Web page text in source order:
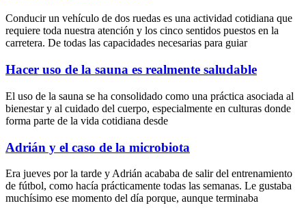
Conducir un vehículo de dos ruedas es una actividad cotidiana que
requiere toda nuestra atención y los cinco sentidos puestos en la
carretera. De todas las capacidades necesarias para guiar
Hacer uso de la sauna es realmente saludable
El uso de la sauna se ha consolidado como una práctica asociada al
bienestar y al cuidado del cuerpo, especialmente en culturas donde
forma parte de la vida cotidiana desde
Adrián y el caso de la microbiota
Era jueves por la tarde y Adrián acababa de salir del entrenamiento
de fútbol, como hacía prácticamente todas las semanas. Le gustaba
muchísimo ese momento del día porque, aunque terminaba